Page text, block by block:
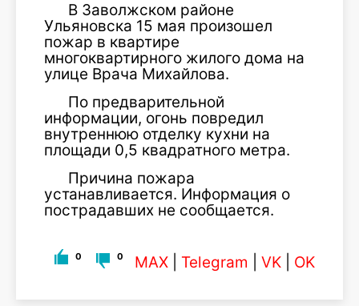
В Заволжском районе
Ульяновска 15 мая произошел
пожар в квартире
многоквартирного жилого дома на
улице Врача Михайлова.
По предварительной
информации, огонь повредил
внутреннюю отделку кухни на
площади 0,5 квадратного метра.
Причина пожара
устанавливается. Информация о
пострадавших не сообщается.
0 0 MAX Telegram VK OK